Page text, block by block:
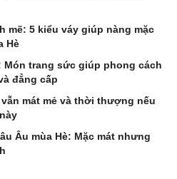
mẽ: 5 kiểu váy giúp nàng mặc
Hè
Món trang sức giúp phong cách
đẳng cấp
mát mẻ và thời thượng nếu
Âu mùa Hè: Mặc mát nhưng